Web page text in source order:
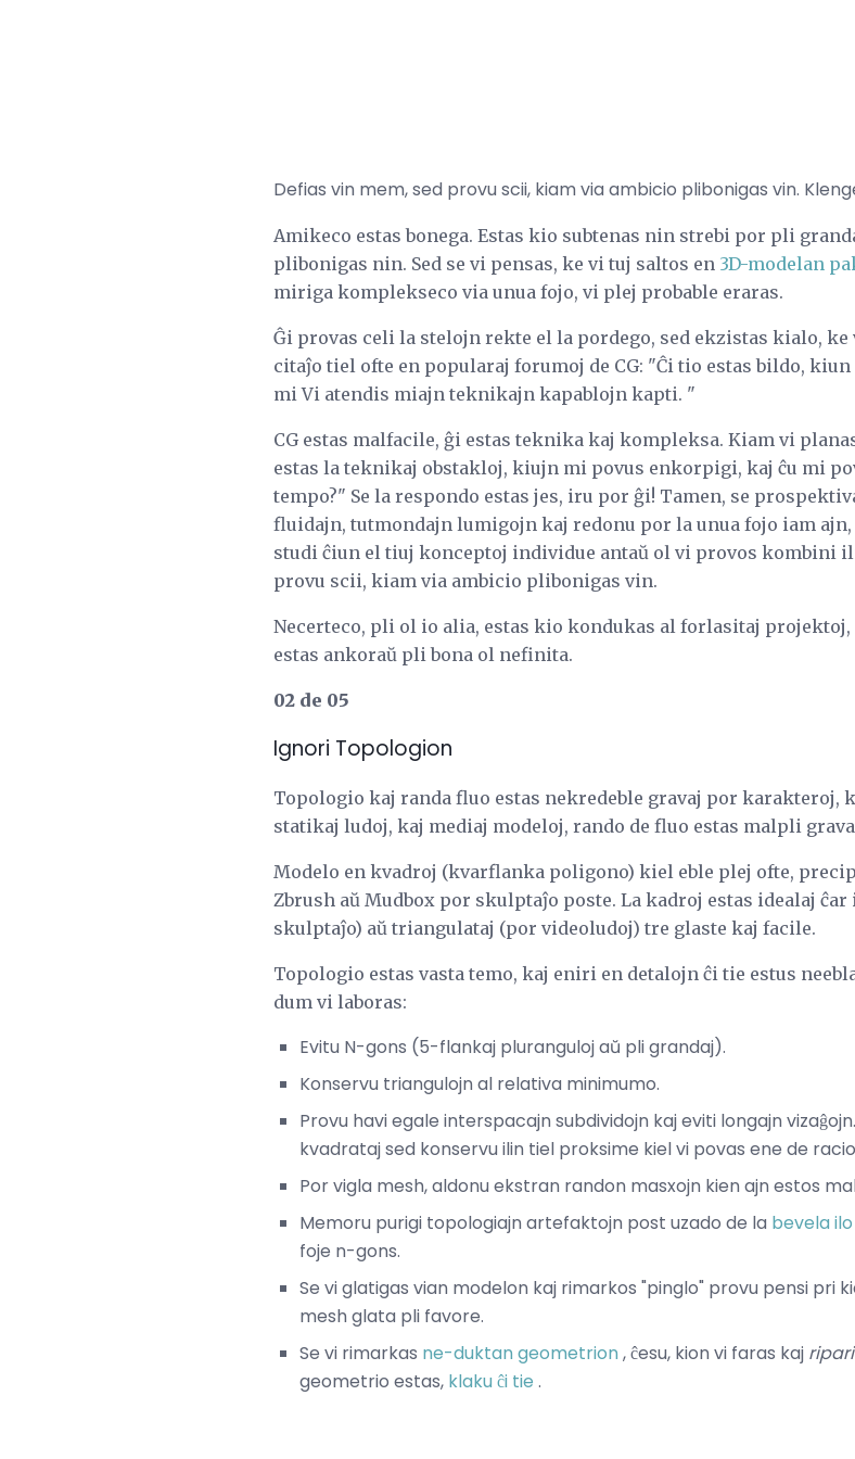
Defias vin mem, sed provu scii, kiam via ambicio plibonigas vin.
Amikeco estas bonega. Estas kio subtenas nin strebi por pli
plibonigas nin. Sed se vi pensas, ke vi tuj saltos en 3D-modelan
miriga komplekseco via unua fojo, vi plej probable eraras.
Ĝi provas celi la stelojn rekte el la pordego, sed ekzistas kialo,
citaĵo tiel ofte en popularaj forumoj de CG: "Ĉi tio estas bildo,
mi Vi atendis miajn teknikajn kapablojn kapti. "
CG estas malfacile, ĝi estas teknika kaj kompleksa. Kiam vi
estas la teknikaj obstakloj, kiujn mi povus enkorpigi, kaj ĉu mi
tempo?" Se la respondo estas jes, iru por ĝi! Tamen, se
fluidajn, tutmondajn lumigojn kaj redonu por la unua fojo iam
studi ĉiun el tiuj konceptoj individue antaŭ ol vi provos kombini
provu scii, kiam via ambicio plibonigas vin.
Necerteco, pli ol io alia, estas kio kondukas al forlasitaj
estas ankoraŭ pli bona ol nefinita.
02 de 05
Ignori Topologion
Topologio kaj randa fluo estas nekredeble gravaj por
statikaj ludoj, kaj mediaj modeloj, rando de fluo estas malpli
Modelo en kvadroj (kvarflanka poligono) kiel eble plej ofte,
Zbrush aŭ Mudbox por skulptaĵo poste. La kadroj estas idealaj
skulptaĵo) aŭ triangulataj (por videoludoj) tre glaste kaj facile.
Topologio estas vasta temo, kaj eniri en detalojn ĉi tie estus
dum vi laboras:
Evitu N-gons (5-flankaj pluranguloj aŭ pli grandaj).
Konservu triangulojn al relativa minimumo.
Provu havi egale interspacajn subdividojn kaj eviti longajn
kvadrataj sed konservu ilin tiel proksime kiel vi povas ene de
Por vigla mesh, aldonu ekstran randon masxojn kien ajn estos
Memoru purigi topologiajn artefaktojn post uzado de la bevela
foje n-gons.
Se vi glatigas vian modelon kaj rimarkos "pinglo" provu pensi pri
mesh glata pli favore.
Se vi rimarkas ne-duktan geometrion, ĉesu, kion vi faras kaj
geometrio estas, klaku ĉi tie .